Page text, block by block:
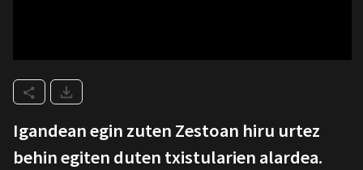
Igandean egin zuten Zestoan hiru urtez
behin egiten duten txistularien alardea.